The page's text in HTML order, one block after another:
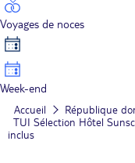
Voyages de noces
Week-end
Accueil
République
TUI Sélection Hôtel
inclus